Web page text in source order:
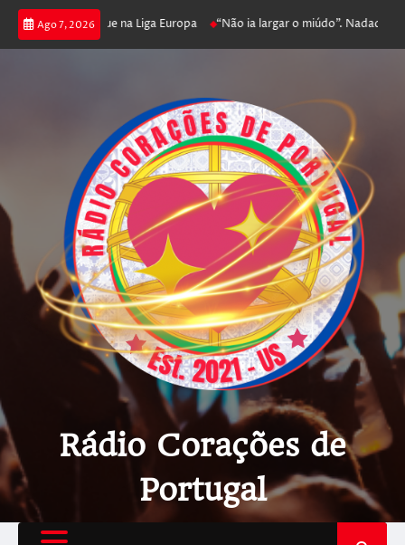
Ago 7, 2026
e prossegue na Liga Europa “Não ia largar o miúdo”. Nadador-
Rádio Corações de
Portugal